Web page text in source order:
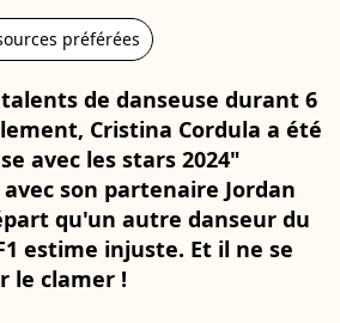
préférées
de danseuse durant 6
Cristina Cordula a été
avec les stars 2024"
son partenaire Jordan
qu'un autre danseur du
estime injuste. Et il ne se
le clamer !